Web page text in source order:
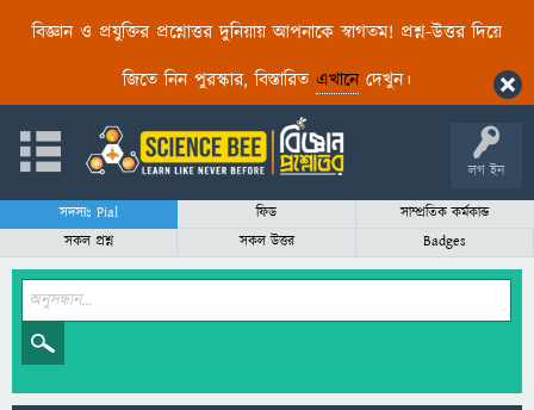
বিজ্ঞান ও প্রযুক্তির প্রশ্নোত্তর দুনিয়ায় আপনাকে স্বাগতম! প্রশ্ন-উত্তর দিয়ে
জিতে নিন পুরস্কার, বিস্তারিত এখানেদেখুন।
লগ ইন
সদস্যঃ Pial ফিড
সাম্প্রতিক কর্মকান্ড
সকল প্রশ্ন
সকল উত্তর Badges